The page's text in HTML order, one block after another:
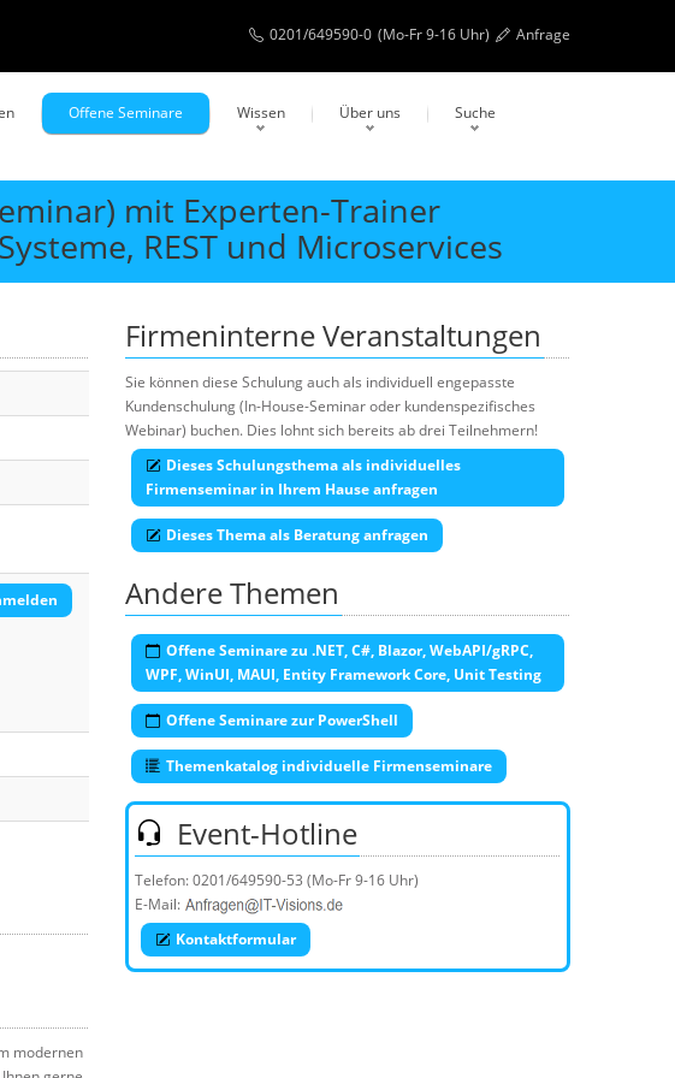
0201/649590-0 (Mo-Fr 9-16 Uhr) Anfrage
Offene Seminare Wissen Über uns Suche
mit Experten-Trainer
REST und Microservices
modernen
Firmeninterne Veranstaltungen
Sie können diese Schulung auch als individuell engepasste
Kundenschulung (In-House-Seminar oder kundenspezifisches
Webinar) buchen. Dies lohnt sich bereits ab drei Teilnehmern!
Dieses Schulungsthema als individuelles
Firmenseminar in Ihrem Hause anfragen
Dieses Thema als Beratung anfragen
Andere Themen
Offene Seminare zu .NET, C#, Blazor, WebAPI/gRPC,
WPF, WinUI, MAUI, Entity Framework Core, Unit Testing
Offene Seminare zur PowerShell
Themenkatalog individuelle Firmenseminare
Event-Hotline
Telefon:0201/649590-53 (Mo-Fr 9-16 Uhr)
E-Mail:
Kontaktformular